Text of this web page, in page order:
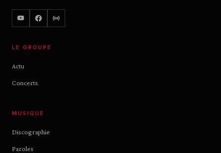
LE GROUPE
Actu
Concerts
MUSIQUE
Discographie
Paroles